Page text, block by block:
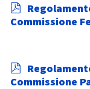
p
d
Commissione
p
d
Commissione